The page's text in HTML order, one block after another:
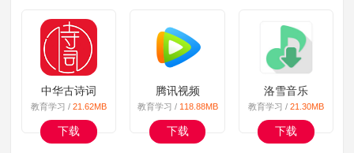
中华古诗词
教育学习 / 21.62MB
下载
腾讯视频
教育学习 / 118.88MB
下载
洛雪音乐
教育学习 /21.30MB
下载